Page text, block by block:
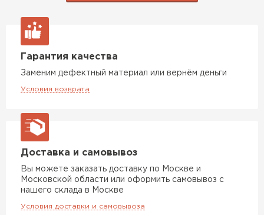
Гарантия качества
Заменим дефектный материал или вернём деньги
Условия возврата
Доставка и самовывоз
Вы можете заказать доставку по Москве и
Московской области или оформить самовывоз с
нашего склада в Москве
Условия доставки и самовывоза
ПЕРЕЙТИ